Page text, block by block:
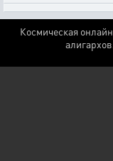
Космическая